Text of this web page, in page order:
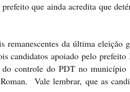
que ainda acredita que
remanescentes da última
candidatos apoiado pelo
controle do PDT no
Vale lembrar, que as